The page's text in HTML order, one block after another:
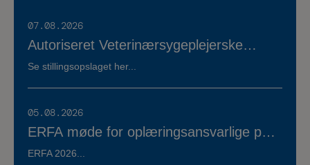
07.08.2026
Autoriseret Veterinærsygeplejerske
søges til fuldtidsstilling hos Vestermose
Se stillingsopslaget her...
05.08.2026
ERFA møde for oplæringsansvarlige på
veterinærsygeplejerske uddannelsen
ERFA 2026...